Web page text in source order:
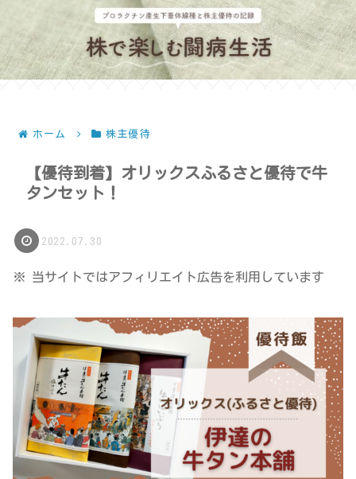
ホーム 株主優待
【優待到着】オリックスふるさと優待で牛
タンセット！
2022.07.30
※ 当サイトではアフィリエイト広告を利用しています